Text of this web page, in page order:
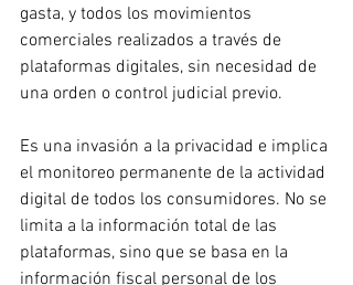
gasta, y todos los movimientos
comerciales realizados a través de
plataformas digitales, sin necesidad de
una orden o control judicial previo.
Es una invasión a la privacidad e implica
el monitoreo permanente de la actividad
digital de todos los consumidores. No se
limita a la información total de las
plataformas, sino que se basa en la
información fiscal personal de los